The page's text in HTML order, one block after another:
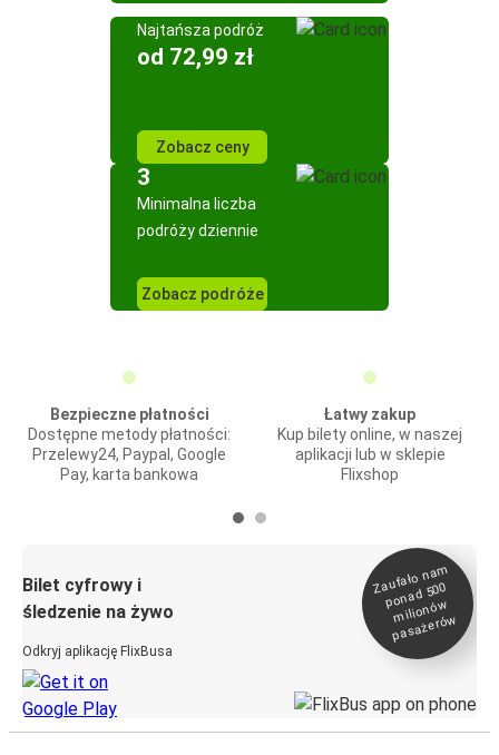
Najtańsza podróż
od 72,99 zł
Zobacz ceny
3
Minimalna liczba
podróży dziennie
Zobacz podróże
Bezpieczne płatności
Dostępne metody płatności:
Przelewy24, Paypal, Google
Pay, karta bankowa
Łatwy zakup
Kup bilety online, w naszej
aplikacji lub w sklepie
Flixshop
Bilet cyfrowy i
śledzenie na żywo
Odkryj aplikację FlixBusa
Zaufało na
m
ponad 500
milionó
w
pasażeró
w